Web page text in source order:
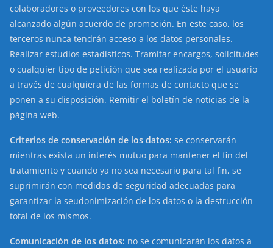
colaboradores o proveedores con los que éste haya
alcanzado algún acuerdo de promoción. En este caso, los
terceros nunca tendrán acceso a los datos personales.
Realizar estudios estadísticos. Tramitar encargos, solicitudes
o cualquier tipo de petición que sea realizada por el usuario
a través de cualquiera de las formas de contacto que se
ponen a su disposición. Remitir el boletín de noticias de la
página web.
Criterios de conservación de los datos: se conservarán
mientras exista un interés mutuo para mantener el fin del
tratamiento y cuando ya no sea necesario para tal fin, se
suprimirán con medidas de seguridad adecuadas para
garantizar la seudonimización de los datos o la destrucción
total de los mismos.
Comunicación de los datos: no se comunicarán los datos a